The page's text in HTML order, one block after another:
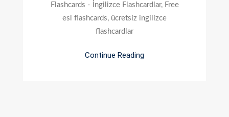
Flashcards - İngilizce Flashcardlar, Free
esl flashcards, ücretsiz ingilizce
flashcardlar
Continue Reading